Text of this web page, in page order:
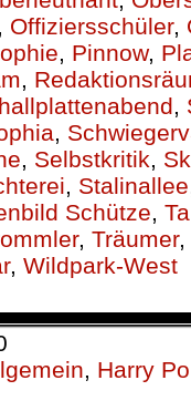
, Offiziersschüler,
, Pinnow,
,
,
,
, Selbstkritik,
, Stalinallee
Schütze,
, Träumer,
, Wildpark-West
, Harry